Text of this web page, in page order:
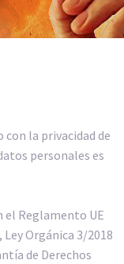
la privacidad de
personales es
el Reglamento UE
Orgánica 3/2018
de Derechos